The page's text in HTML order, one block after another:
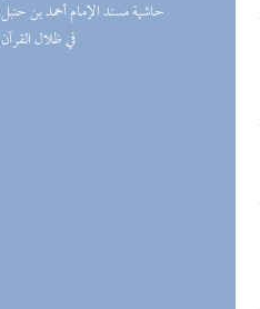
(26) حاشية مسند الإمام أحمد بن حنبل
(26) في ظلال القرآن